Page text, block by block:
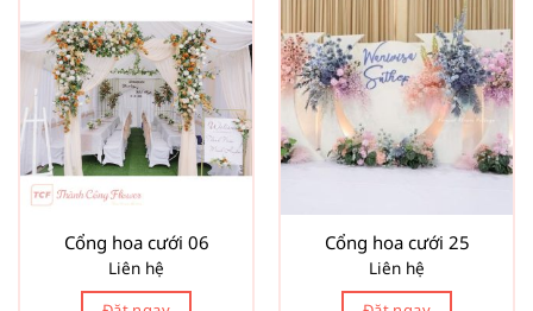
Cổng hoa cưới 06
Liên hệ
Cổng hoa cưới 25
Liên hệ